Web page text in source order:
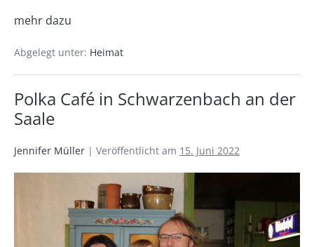
mehr dazu
Abgelegt unter: Heimat
Polka Café in Schwarzenbach an der
Saale
Jennifer Müller | Veröffentlicht am 15. Juni 2022